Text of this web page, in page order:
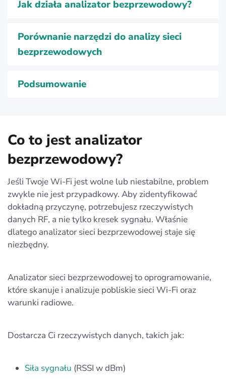
Jak działa analizator bezprzewodowy?
Porównanie narzędzi do analizy sieci
bezprzewodowych
Podsumowanie
Co to jest analizator
bezprzewodowy?
Jeśli Twoje Wi‑Fi jest wolne lub niestabilne, problem
zwykle nie jest przypadkowy. Aby zidentyfikować
dokładną przyczynę, potrzebujesz rzeczywistych
danych RF, a nie tylko kresek sygnału. Właśnie
dlatego analizator sieci bezprzewodowej staje się
niezbędny.
Analizator sieci bezprzewodowej to oprogramowanie,
które skanuje i analizuje pobliskie sieci Wi‑Fi oraz
warunki radiowe.
Dostarcza Ci rzeczywistych danych, takich jak:
Siła sygnału (RSSI w dBm)